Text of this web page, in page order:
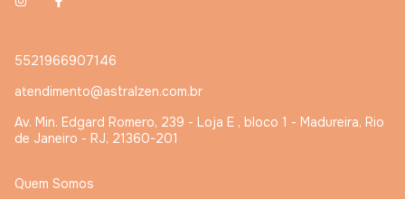
5521966907146
atendimento@astralzen.com.br
Av. Min. Edgard Romero, 239 - Loja E , bloco 1 - Madureira, Rio
de Janeiro - RJ, 21360-201
Quem Somos